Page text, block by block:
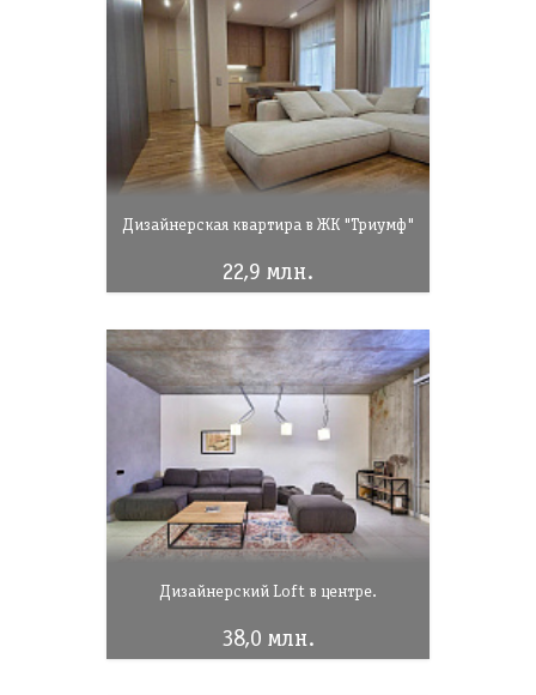
Дизайнерская квартира в ЖК "Триумф"
22,9 млн.
Дизайнерский Loft в центре.
38,0 млн.